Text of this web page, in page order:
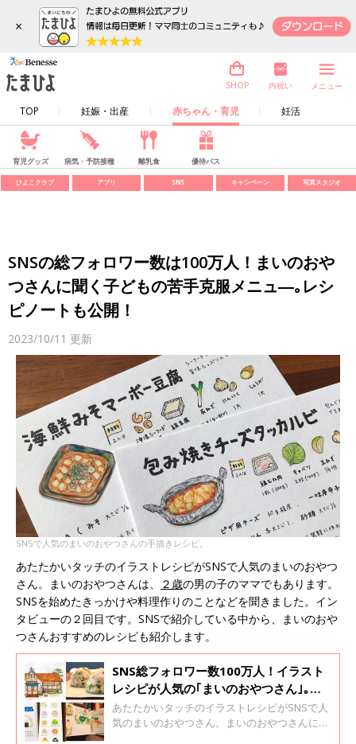
×
TOP 妊娠・出産 赤ちゃん・育児 妊活
SHOP 内祝い メニュー
育児グッズ 病気・予防接種 離乳食 優待パス
ひよこクラブ アプリ SNS キャンペーン 写真スタジオ
SNSの総フォロワー数は100万人！まいのおや
つさんに聞く子どもの苦手克服メニュ―｡レシ
ピノートも公開！
2023/10/11 更新
SNSで人気のまいのおやつさんの手描きレシピ。
あたたかいタッチのイラストレシピがSNSで人気のまいのおやつ
さん。まいのおやつさんは、
２歳の男の子のママでもあります。
SNSを始めたきっかけや料理作りのことなどを聞きました。イン
タビューの２回目です。SNSで紹介している中から、まいのおや
つさんおすすめのレシピも紹介します。
SNS総フォロワー数100万人！イラスト
レシピが人気の｢まいのおやつさん｣｡息
子の食べられるものを増やそうと奮闘す
る日々
あたたかいタッチのイラストレシピがSNSで人
気のまいのおやつさん。まいのおやつさんに